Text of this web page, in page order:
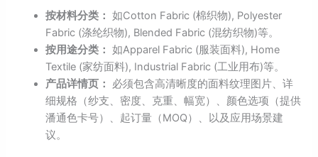
按材料分类： 如Cotton Fabric (棉织物), Polyester
Fabric (涤纶织物), Blended Fabric (混纺织物)等。
按用途分类： 如Apparel Fabric (服装面料), Home
Textile (家纺面料), Industrial Fabric (工业用布)等。
产品详情页：
必须包含高清晰度的面料纹理图片、详
细规格（纱支、密度、克重、幅宽）、颜色选项（提供
潘通色卡号）、起订量（MOQ）、以及应用场景建
议。